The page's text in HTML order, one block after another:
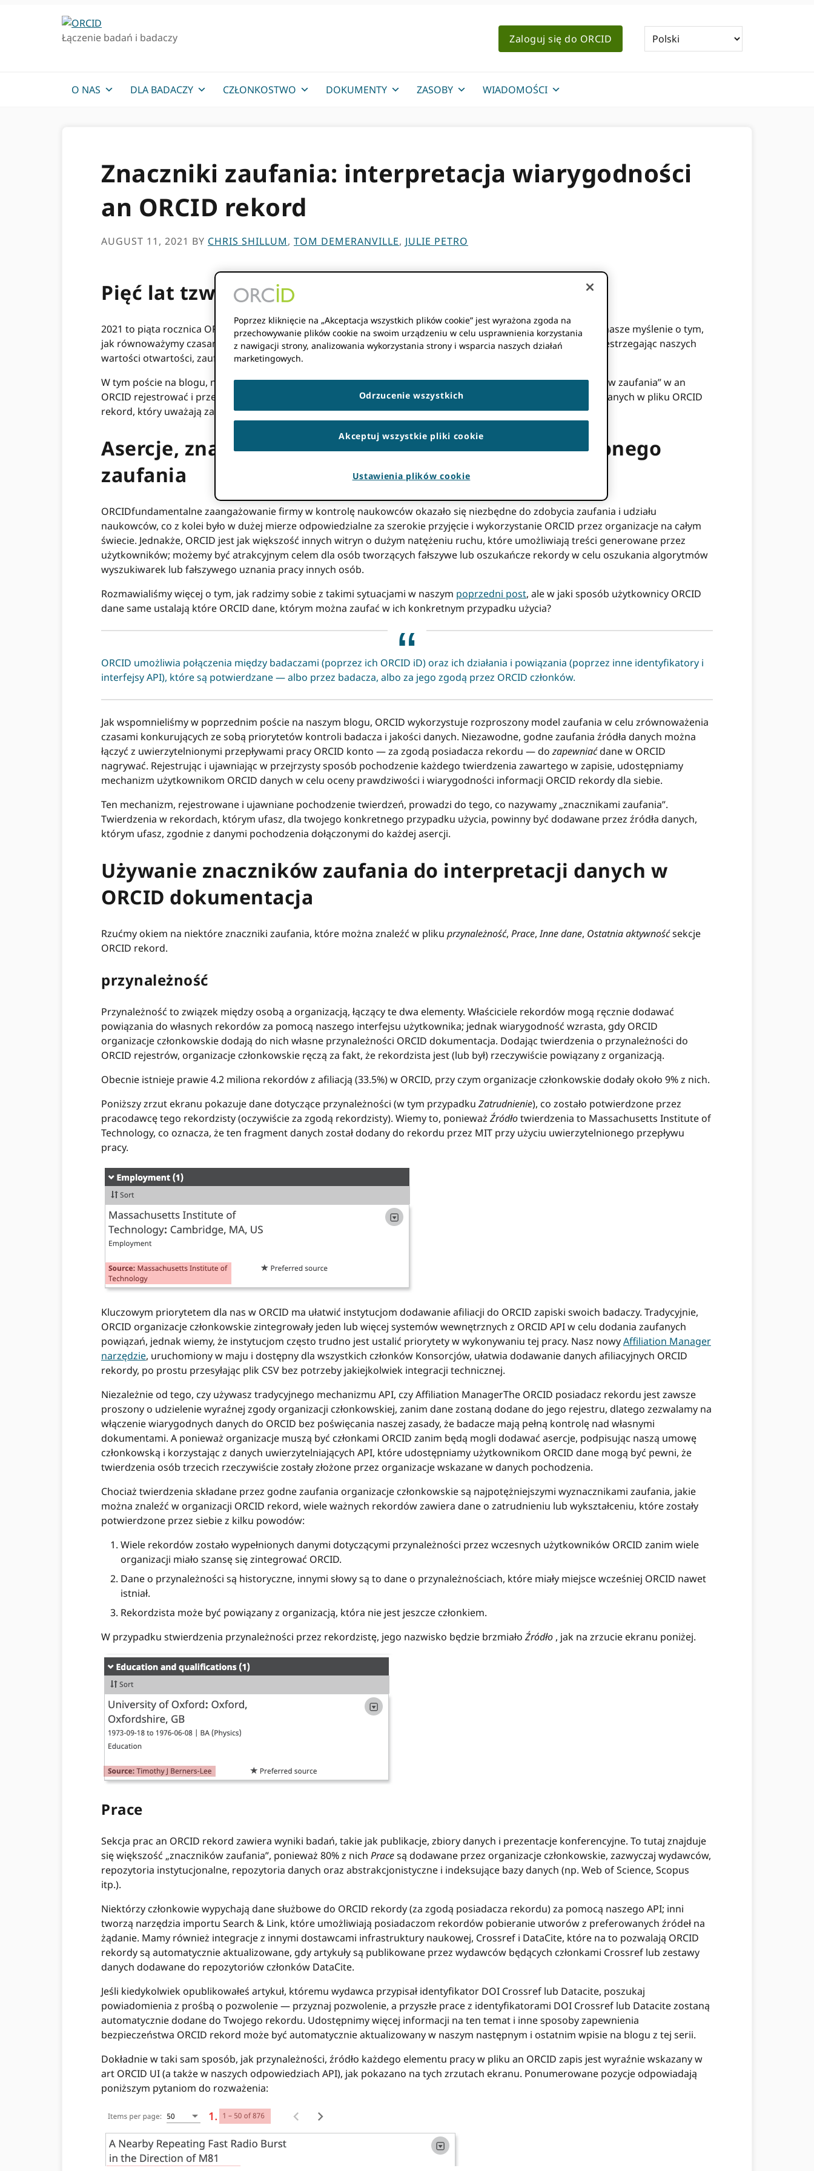
Łączenie badań i badaczy Zaloguj się do ORCID
O NAS DLA BADACZY CZŁONKOSTWO DOKUMENTY ZASOBY WIADOMOŚCI
Znaczniki zaufania: interpretacja wiarygodności
an ORCID rekord
AUGUST 11, 2021 BY CHRIS SHILLUM, TOM DEMERANVILLE, JULIE PETRO
Pięć lat tzw ORCID Program zaufania
2021 to piąta rocznica ORCIDTrust Program i świętujemy to serią postów na blogu, w których przedstawiamy nasze myślenie o tym,
jak równoważymy czasami konkurujące ze sobą priorytety kontroli badaczy i jakości danych, jednocześnie przestrzegając naszych
wartości otwartości, zaufania i integracji.
W tym poście na blogu, nasz drugi wPięć lat tzw ORCID Program zaufaniaserii wprowadzamy pojęcie „znaczników zaufania” w an
ORCID rejestrować i przedstawiać, w jaki sposób użytkownicy ORCID dane mogą same określić, jakie rodzaje danych w pliku ORCID
rekord, który uważają za znaczniki zaufania dla ich konkretnego przypadku użycia.
Asercje, znaczniki zaufania i ORCIDmodel rozproszonego
zaufania
ORCIDfundamentalne zaangażowanie firmy w kontrolę naukowców okazało się niezbędne do zdobycia zaufania i udziału
naukowców, co z kolei było w dużej mierze odpowiedzialne za szerokie przyjęcie i wykorzystanie ORCID przez organizacje na całym
świecie. Jednakże, ORCID jest jak większość innych witryn o dużym natężeniu ruchu, które umożliwiają treści generowane przez
użytkowników; możemy być atrakcyjnym celem dla osób tworzących fałszywe lub oszukańcze rekordy w celu oszukania algorytmów
wyszukiwarek lub fałszywego uznania pracy innych osób.
Rozmawialiśmy więcej o tym, jak radzimy sobie z takimi sytuacjami w naszym poprzedni post, ale w jaki sposób użytkownicy ORCID
dane same ustalają które ORCID dane, którym można zaufać w ich konkretnym przypadku użycia?
ORCID umożliwia połączenia między badaczami (poprzez ich ORCID iD) oraz ich działania i powiązania (poprzez inne identyfikatory i
interfejsy API), które są potwierdzane — albo przez badacza, albo za jego zgodą przez ORCID członków.
Jak wspomnieliśmy w poprzednim poście na naszym blogu, ORCID wykorzystuje rozproszony model zaufania w celu zrównoważenia
czasami konkurujących ze sobą priorytetów kontroli badacza i jakości danych. Niezawodne, godne zaufania źródła danych można
łączyć z uwierzytelnionymi przepływami pracy ORCID konto — za zgodą posiadacza rekordu — dozapewniaćdane w ORCID
nagrywać. Rejestrując i ujawniając w przejrzysty sposób pochodzenie każdego twierdzenia zawartego w zapisie, udostępniamy
mechanizm użytkownikom ORCID danych w celu oceny prawdziwości i wiarygodności informacji ORCID rekordy dla siebie.
Ten mechanizm, rejestrowane i ujawniane pochodzenie twierdzeń, prowadzi do tego, co nazywamy „znacznikami zaufania”.
Twierdzenia w rekordach, którym ufasz, dla twojego konkretnego przypadku użycia, powinny być dodawane przez źródła danych,
którym ufasz, zgodnie z danymi pochodzenia dołączonymi do każdej asercji.
Używanie znaczników zaufania do interpretacji danych w
ORCID dokumentacja
Rzućmy okiem na niektóre znaczniki zaufania, które można znaleźć w pliku przynależność, Prace,Inne dane, Ostatnia aktywnośćsekcje
ORCID rekord.
przynależność
Przynależność to związek między osobą a organizacją, łączący te dwa elementy. Właściciele rekordów mogą ręcznie dodawać
powiązania do własnych rekordów za pomocą naszego interfejsu użytkownika; jednak wiarygodność wzrasta, gdy ORCID
organizacje członkowskie dodają do nich własne przynależności ORCID dokumentacja. Dodając twierdzenia o przynależności do
ORCID rejestrów, organizacje członkowskie ręczą za fakt, że rekordzista jest (lub był) rzeczywiście powiązany z organizacją.
Obecnie istnieje prawie 4.2 miliona rekordów z afiliacją (33.5%) w ORCID, przy czym organizacje członkowskie dodały około 9% z nich.
Poniższy zrzut ekranu pokazuje dane dotyczące przynależności (w tym przypadku Zatrudnienie), co zostało potwierdzone przez
pracodawcę tego rekordzisty (oczywiście za zgodą rekordzisty). Wiemy to, ponieważ Źródłotwierdzenia to Massachusetts Institute of
Technology, co oznacza, że ​​ten fragment danych został dodany do rekordu przez MIT przy użyciu uwierzytelnionego przepływu
pracy.
Kluczowym priorytetem dla nas w ORCID ma ułatwić instytucjom dodawanie afiliacji do ORCID zapiski swoich badaczy. Tradycyjnie,
ORCID organizacje członkowskie zintegrowały jeden lub więcej systemów wewnętrznych z ORCID API w celu dodania zaufanych
powiązań, jednak wiemy, że instytucjom często trudno jest ustalić priorytety w wykonywaniu tej pracy. Nasz nowyAffiliation Manager
narzędzie, uruchomiony w maju i dostępny dla wszystkich członków Konsorcjów, ułatwia dodawanie danych afiliacyjnych ORCID
rekordy, po prostu przesyłając plik CSV bez potrzeby jakiejkolwiek integracji technicznej.
Niezależnie od tego, czy używasz tradycyjnego mechanizmu API, czy Affiliation ManagerThe ORCID posiadacz rekordu jest zawsze
proszony o udzielenie wyraźnej zgody organizacji członkowskiej, zanim dane zostaną dodane do jego rejestru, dlatego zezwalamy na
włączenie wiarygodnych danych do ORCID bez poświęcania naszej zasady, że badacze mają pełną kontrolę nad własnymi
dokumentami. A ponieważ organizacje muszą być członkami ORCID zanim będą mogli dodawać asercje, podpisując naszą umowę
członkowską i korzystając z danych uwierzytelniających API, które udostępniamy użytkownikom ORCID dane mogą być pewni, że
twierdzenia osób trzecich rzeczywiście zostały złożone przez organizacje wskazane w danych pochodzenia.
Chociaż twierdzenia składane przez godne zaufania organizacje członkowskie są najpotężniejszymi wyznacznikami zaufania, jakie
można znaleźć w organizacji ORCID rekord, wiele ważnych rekordów zawiera dane o zatrudnieniu lub wykształceniu, które zostały
potwierdzone przez siebie z kilku powodów:
Wiele rekordów zostało wypełnionych danymi dotyczącymi przynależności przez wczesnych użytkowników ORCID zanim wiele
organizacji miało szansę się zintegrować ORCID.
Dane o przynależności są historyczne, innymi słowy są to dane o przynależnościach, które miały miejsce wcześniej ORCID nawet
istniał.
Rekordzista może być powiązany z organizacją, która nie jest jeszcze członkiem.
W przypadku stwierdzenia przynależności przez rekordzistę, jego nazwisko będzie brzmiało Źródło , jak na zrzucie ekranu poniżej.
Prace
Sekcja prac an ORCID rekord zawiera wyniki badań, takie jak publikacje, zbiory danych i prezentacje konferencyjne. To tutaj znajduje
się większość „znaczników zaufania”, ponieważ 80% z nich Pracesą dodawane przez organizacje członkowskie, zazwyczaj wydawców,
repozytoria instytucjonalne, repozytoria danych oraz abstrakcjonistyczne i indeksujące bazy danych (np. Web of Science, Scopus
itp.).
Niektórzy członkowie wypychają dane służbowe do ORCID rekordy (za zgodą posiadacza rekordu) za pomocą naszego API; inni
tworzą narzędzia importu Search & Link, które umożliwiają posiadaczom rekordów pobieranie utworów z preferowanych źródeł na
żądanie. Mamy również integracje z innymi dostawcami infrastruktury naukowej, Crossref i DataCite, które na to pozwalają ORCID
rekordy są automatycznie aktualizowane, gdy artykuły są publikowane przez wydawców będących członkami Crossref lub zestawy
danych dodawane do repozytoriów członków DataCite.
Jeśli kiedykolwiek opublikowałeś artykuł, któremu wydawca przypisał identyfikator DOI Crossref lub Datacite, poszukaj
powiadomienia z prośbą o pozwolenie — przyznaj pozwolenie, a przyszłe prace z identyfikatorami DOI Crossref lub Datacite zostaną
automatycznie dodane do Twojego rekordu. Udostępnimy więcej informacji na ten temat i inne sposoby zapewnienia
bezpieczeństwa ORCID rekord może być automatycznie aktualizowany w naszym następnym i ostatnim wpisie na blogu z tej serii.
Dokładnie w taki sam sposób, jak przynależności, źródło każdego elementu pracy w pliku an ORCID zapis jest wyraźnie wskazany w
art ORCID UI (a także w naszych odpowiedziach API), jak pokazano na tych zrzutach ekranu. Ponumerowane pozycje odpowiadają
poniższym pytaniom do rozważenia:
Poprzez kliknięcie na „Akceptacja wszystkich plików cookie” jest wyrażona zgoda na
przechowywanie plików cookie na swoim urządzeniu w celu usprawnienia korzystania
z nawigacji strony, analizowania wykorzystania strony i wsparcia naszych działań
marketingowych.
Odrzucenie wszystkich
Akceptuj wszystkie pliki cookie
Ustawienia plików cookie